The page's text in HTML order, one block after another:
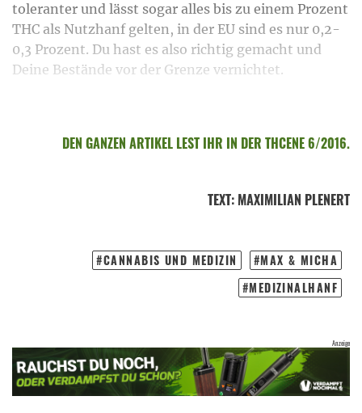
toleranter und lässt sogar alles bis zu einem Prozent
THC als Nutzhanf gelten, in der EU sind es nur 0,2-
0,3 Prozent. Du hast es also richtig gemacht und
Deine Bestände vor der Grenze vernichtet.
DEN GANZEN ARTIKEL LEST IHR IN DER THCENE 6/2016.
TEXT: MAXIMILIAN PLENERT
CANNABIS UND MEDIZIN
MAX & MICHA
MEDIZINALHANF